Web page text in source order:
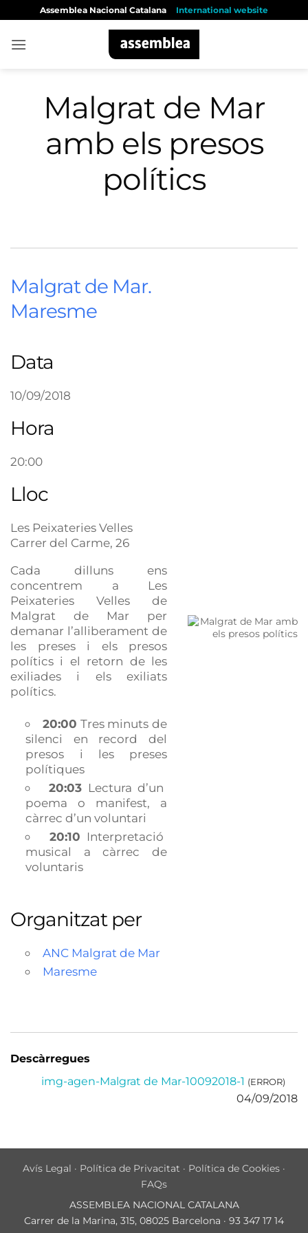
content
Assemblea Nacional Catalana International website
Malgrat de Mar
amb els presos
polítics
Malgrat de Mar.
Maresme
Data
10/09/2018
Hora
20:00
Lloc
Les Peixateries Velles
Carrer del Carme, 26
Cada dilluns ens
concentrem a Les
Peixateries Velles de
Malgrat de Mar per
demanar l’alliberament de
les preses i els presos
polítics i el retorn de les
exiliades i els exiliats
polítics.
20:00 Tres minuts de
silenci en record del
presos i les preses
polítiques
20:03 Lectura d’un
poema o manifest, a
càrrec d’un voluntari
20:10 Interpretació
musical a càrrec de
voluntaris
Organitzat per
ANC Malgrat de Mar
Maresme
Descàrregues
img-agen-Malgrat de Mar-10092018-1 (ERROR)
04/09/2018
Avís Legal · Política de Privacitat · Política de Cookies ·
FAQs
ASSEMBLEA NACIONAL CATALANA
Carrer de la Marina, 315, 08025 Barcelona · 93 347 17 14